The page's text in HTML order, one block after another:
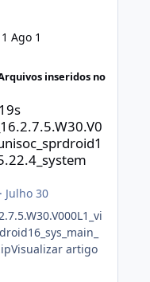
Ago 1
inseridos no
Julho 30
artigo